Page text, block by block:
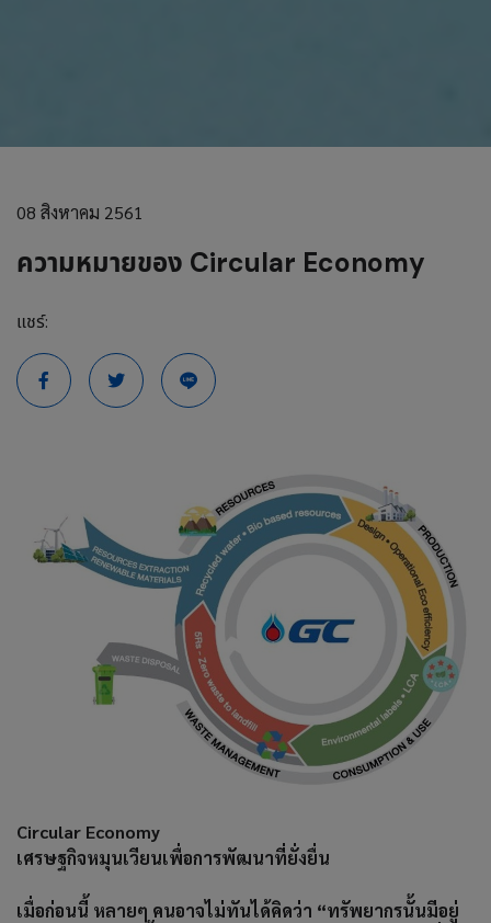
08 สิงหาคม 2561
ความหมายของ Circular Economy
แชร์:
Circular Economy
เศรษฐกิจหมุนเวียนเพื่อการพัฒนาที่ยั่งยื่น
เมื่อก่อนนี้ หลายๆ คนอาจไม่ทันได้คิดว่า “ทรัพยากรนั้นมีอยู่